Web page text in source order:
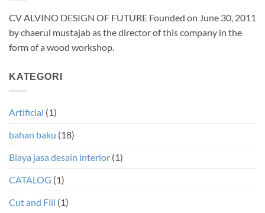
CV ALVINO DESIGN OF FUTURE Founded on June 30, 2011
by chaerul mustajab as the director of this company in the
form of a wood workshop.
KATEGORI
Artificial (1)
bahan baku (18)
Biaya jasa desain interior (1)
CATALOG (1)
Cut and Fill (1)